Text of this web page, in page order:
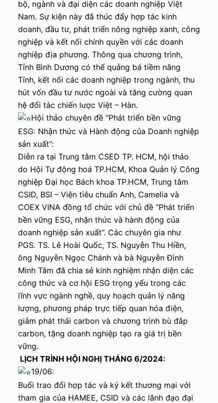
bộ, ngành và đại diện các doanh nghiệp Việt
Nam. Sự kiện này đã thúc đẩy hợp tác kinh
doanh, đầu tư, phát triển nông nghiệp xanh, công
nghiệp và kết nối chính quyền với các doanh
nghiệp địa phương. Thông qua chương trình,
Tỉnh Bình Dương có thể quảng bá tiềm năng
Tỉnh, kết nối các doanh nghiệp trong ngành, thu
hút vốn đầu tư nước ngoài và tăng cường quan
hệ đối tác chiến lược Việt – Hàn.
Hội thảo chuyên đề “Phát triển bền vững
ESG: Nhận thức và Hành động của Doanh nghiệp
sản xuất”:
Diễn ra tại Trung tâm CSED TP. HCM, hội thảo
do Hội Tự động hoá TP.HCM, Khoa Quản lý Công
nghiệp Đại học Bách khoa TP.HCM, Trung tâm
CSID, BSI – Viện tiêu chuẩn Anh, Camelia và
COEX VINA đồng tổ chức với chủ đề “Phát triển
bền vững ESG, nhận thức và hành động của
doanh nghiệp sản xuất”. Các chuyên gia như
PGS. TS. Lê Hoài Quốc, TS. Nguyễn Thu Hiền,
ông Nguyễn Ngọc Chánh và bà Nguyễn Đình
Minh Tâm đã chia sẻ kinh nghiệm nhận diện các
công thức và cơ hội ESG trọng yếu trong các
lĩnh vực ngành nghề, quy hoạch quản lý năng
lượng, phương pháp trực tiếp quan hóa điện,
giảm phát thải carbon và chương trình bù đắp
carbon, tặng doanh nghiệp tạo ra giá trị bền
vững.
LỊCH TRÌNH HỘI NGHỊ THÁNG 6/2024:
19/06:
Buổi trao đổi hợp tác và ký kết thương mại với
tham gia của HAMEE, CSID và các lãnh đạo đại